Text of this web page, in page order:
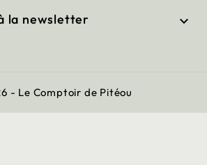
la newsletter 
- Le Comptoir de Pitéou